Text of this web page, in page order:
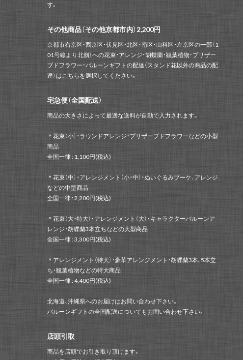
す。
その他商品（その他京都市内）2,200円
京都市右京区・西京区・伏見区・北区・南区・山科区・左京区の一部（1
01号線より北側）への花束・アレンジ・胡蝶蘭・観葉植物・プリザー
ブドフラワー・バルーンギフトの配達（スタンド花以外の商品の配
達）はこちらを選択してください。
宅急便（全国配送）
商品の大きさによって最適な送料が自動で入力されます。
＊花束（小）・ラウンドアレンジ・プリザーブドフラワーなどの小型
商品
全国一律 : 1,100円(税込)
＊花束（中）・アレンジメント（小・中）・ぬいぐるみブーケ、アレンジ
などの中型商品
全国一律 : 2,200円(税込)
＊花束（大・特大）・アレンジメント（大）・キャラクターバルーンア
レンジ・胡蝶蘭3本立ちなどの大型商品
全国一律 : 3,300円(税込)
＊アレンジメント（特大）・豪華アレンジメント・胡蝶蘭3本、5本立
ち・観葉植物などの特大商品
全国一律 : 4,400円(税込)
北海道、沖縄県へのお届けはお問い合わせ下さい。
バルーンギフトの全国配送についてもお問い合わせ下さい。
店頭引取
商品を店頭でお引き取り頂けます。